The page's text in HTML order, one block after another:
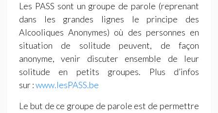
Les PASS sont un groupe de parole (reprenant
dans les grandes lignes le principe des
Alcooliques Anonymes) où des personnes en
situation de solitude peuvent, de façon
anonyme, venir discuter ensemble de leur
solitude en petits groupes. Plus d’infos
sur :www.lesPASS.be
Le but de ce groupe de parole est de permettre